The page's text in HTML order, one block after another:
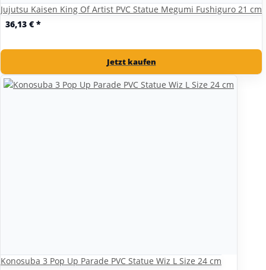
Jujutsu Kaisen King Of Artist PVC Statue Megumi Fushiguro 21 cm
36,13 € *
Jetzt kaufen
Konosuba 3 Pop Up Parade PVC Statue Wiz L Size 24 cm